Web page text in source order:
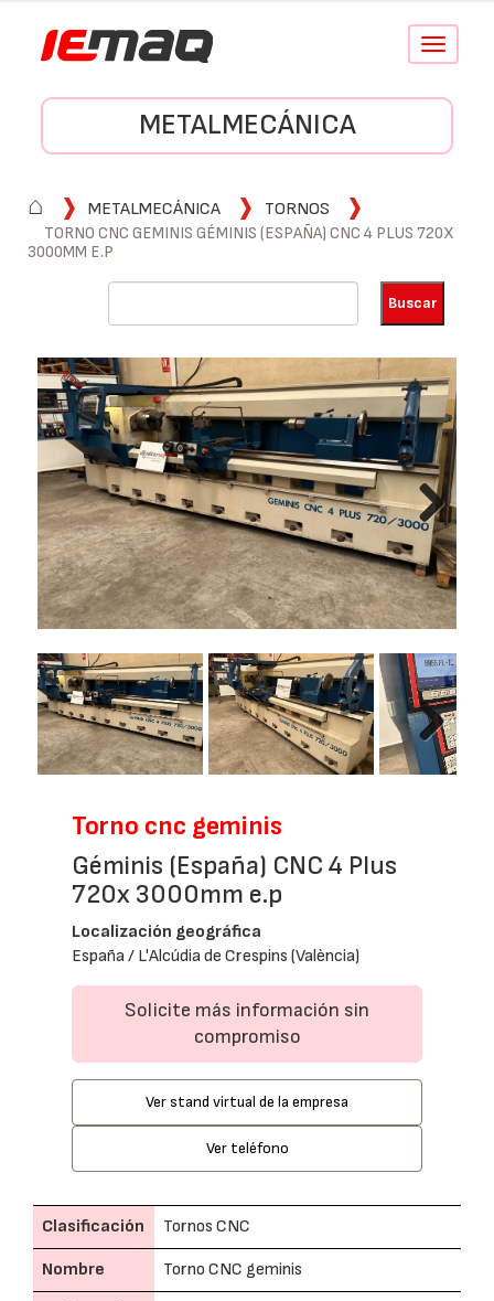
Conmutar
METALMECÁNICA
⌂ METALMECÁNICA
TORNOS
TORNO CNC GEMINIS GÉMINIS (ESPAÑA) CNC 4 PLUS 720X
3000MM E.P
Next
Next
Torno cnc geminis
Géminis (España) CNC 4 Plus
720x 3000mm e.p
Localización geográfica
España / L'Alcúdia de Crespins (València)
Solicite más información sin
compromiso
Ver stand virtual de la empresa
Ver teléfono
Clasificación Tornos CNC
Nombre Torno CNC geminis